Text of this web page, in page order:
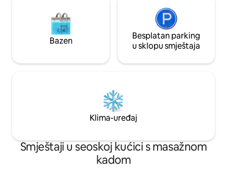
Bazen
Besplatan parking
u sklopu smještaja
Klima-uređaj
Smještaji u seoskoj kućici s masažnom
kadom